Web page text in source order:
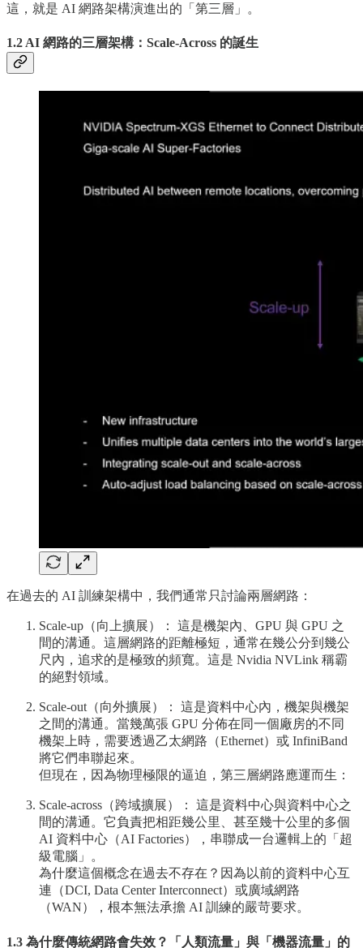
這，就是 AI 網路架構演進出的「第三層」。
1.2 AI 網路的三層架構：Scale-Across 的誕生
在過去的 AI 訓練架構中，我們通常只討論兩層網路：
Scale-up（向上擴展）： 這是機架內、GPU 與 GPU 之
間的溝通。這層網路的距離極短，通常在幾公分到幾公
尺內，追求的是極致的頻寬。這是 Nvidia NVLink 稱霸
的絕對領域。
Scale-out（向外擴展）： 這是資料中心內，機架與機架
之間的溝通。當幾萬張 GPU 分佈在同一個廠房的不同
機架上時，需要透過乙太網路（Ethernet）或 InfiniBand
將它們串聯起來。
但現在，因為物理極限的逼迫，第三層網路應運而生：
Scale-across（跨域擴展）： 這是資料中心與資料中心之
間的溝通。它負責把相距幾公里、甚至幾十公里的多個
AI 資料中心（AI Factories），串聯成一台邏輯上的「超
級電腦」。
為什麼這個概念在過去不存在？因為以前的資料中心互
連（DCI, Data Center Interconnect）或廣域網路
（WAN），根本無法承擔 AI 訓練的嚴苛要求。
1.3 為什麼傳統網路會失效？「人類流量」與「機器流量」的